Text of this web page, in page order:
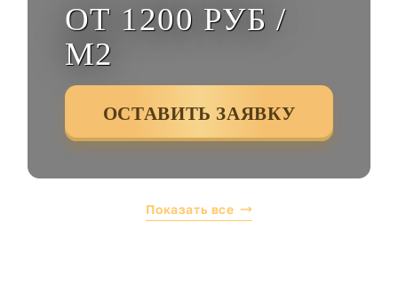
ОТ 1200 РУБ /
М2
ОСТАВИТЬ ЗАЯВКУ
Показать все